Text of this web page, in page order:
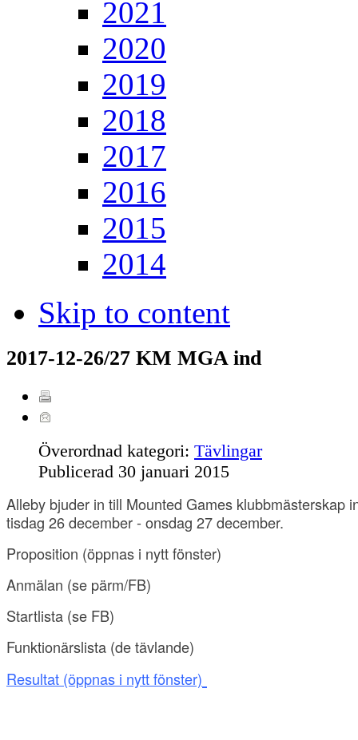
2021
2020
2019
2018
2017
2016
2015
2014
Skip to content
2017-12-26/27 KM MGA ind
Överordnad kategori: Tävlingar
Publicerad 30 januari 2015
Alleby bjuder in till Mounted Games klubbmästerskap
tisdag 26 december - onsdag 27 december.
Proposition (öppnas i nytt fönster)
Anmälan (se pärm/FB)
Startlista (se FB)
Funktionärslista (de tävlande)
Resultat (öppnas i nytt fönster)